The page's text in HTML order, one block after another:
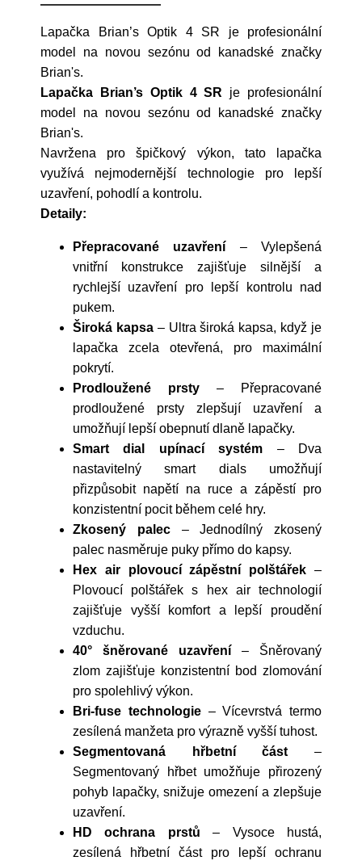
Lapačka Brian’s Optik 4 SR je profesionální
model na novou sezónu od kanadské značky
Brian's.
Lapačka Brian’s Optik 4 SR je profesionální
model na novou sezónu od kanadské značky
Brian's.
Navržena pro špičkový výkon, tato lapačka
využívá nejmodernější technologie pro lepší
uzavření, pohodlí a kontrolu.
Detaily:
Přepracované uzavření – Vylepšená
vnitřní konstrukce zajišťuje silnější a
rychlejší uzavření pro lepší kontrolu nad
pukem.
Široká kapsa– Ultra široká kapsa, když je
lapačka zcela otevřená, pro maximální
pokrytí.
Prodloužené prsty – Přepracované
prodloužené prsty zlepšují uzavření a
umožňují lepší obepnutí dlaně lapačky.
Smart dial upínací systém – Dva
nastavitelný smart dials umožňují
přizpůsobit napětí na ruce a zápěstí pro
konzistentní pocit během celé hry.
Zkosený palec– Jednodílný zkosený
palec nasměruje puky přímo do kapsy.
Hex air plovoucí zápěstní polštářek –
Plovoucí polštářek s hex air technologií
zajišťuje vyšší komfort a lepší proudění
vzduchu.
40° šněrované uzavření – Šněrovaný
zlom zajišťuje konzistentní bod zlomování
pro spolehlivý výkon.
Bri-fuse technologie– Vícevrstvá termo
zesílená manžeta pro výrazně vyšší tuhost.
Segmentovaná hřbetní část –
Segmentovaný hřbet umožňuje přirozený
pohyb lapačky, snižuje omezení a zlepšuje
uzavření.
HD ochrana prstů – Vysoce hustá,
zesílená hřbetní část pro lepší ochranu